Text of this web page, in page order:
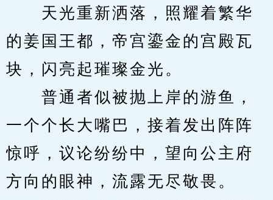
天光重新洒落，照耀着繁华
的姜国王都，帝宫鎏金的宫殿瓦
块，闪亮起璀璨金光。
普通者似被抛上岸的游鱼，
一个个长大嘴巴，接着发出阵阵
惊呼，议论纷纷中，望向公主府
方向的眼神，流露无尽敬畏。